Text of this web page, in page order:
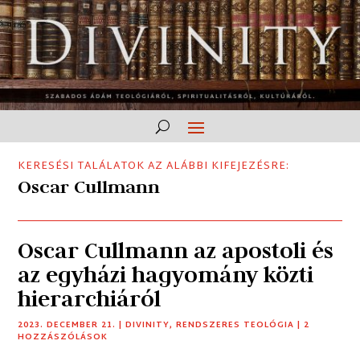
KERESÉSI TALÁLATOK AZ ALÁBBI KIFEJEZÉSRE:
Oscar Cullmann
Oscar Cullmann az apostoli és
az egyházi hagyomány közti
hierarchiáról
2023. DECEMBER 21. |DIVINITY,RENDSZERES TEOLÓGIA | 2
HOZZÁSZÓLÁSOK